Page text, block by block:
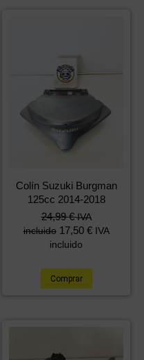
Colín Suzuki Burgman
125cc 2014-2018
24,99€ IVA
incluido 17,50 € IVA
incluido
Comprar